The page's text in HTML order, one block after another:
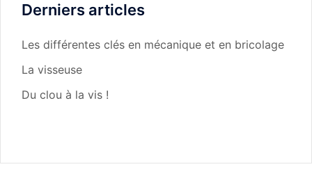
Derniers articles
Les différentes clés en mécanique et en bricolage
La visseuse
Du clou à la vis !